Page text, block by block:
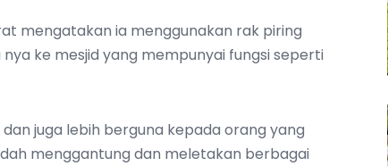
mengatakan ia menggunakan rak piring
ke mesjid yang mempunyai fungsi seperti
juga lebih berguna kepada orang yang
menggantung dan meletakan berbagai